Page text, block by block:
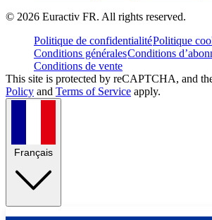
© 2026 Euractiv FR. All rights reserved.
Politique de confidentialitéPolitique
Conditions généralesConditions
Conditions de vente
This site is protected by reCAPTCHA, and
Policy and Terms of Service apply.
Français